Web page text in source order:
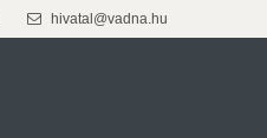
hivatal@vadna.hu